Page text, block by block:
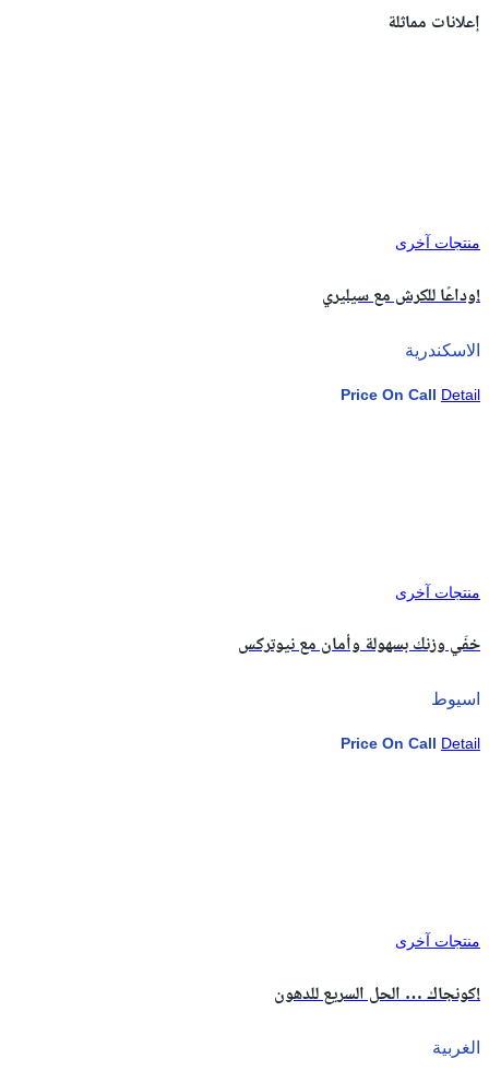
إعلانات مماثلة
منتجات آخرى
وداعًا للكرش مع سيليري!
الاسكندرية
Price On Call Detail
منتجات آخرى
خفّي وزنك بسهولة وأمان مع نيوتركس
اسيوط
Price On Call Detail
منتجات آخرى
كونجاك … الحل السريع للدهون!
الغربية